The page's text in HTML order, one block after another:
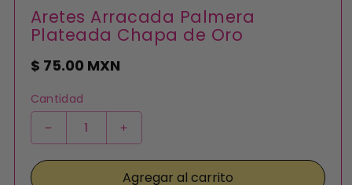
Aretes Arracada Palmera
Plateada Chapa de Oro
Precio
$ 75.00 MXN
Cantidad
Reducir
cantidad
para
Aumentar
cantidad
para
Aretes
Agregar al carrito